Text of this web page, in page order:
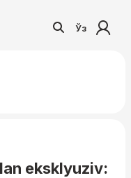
Ўз
eksklyuziv: